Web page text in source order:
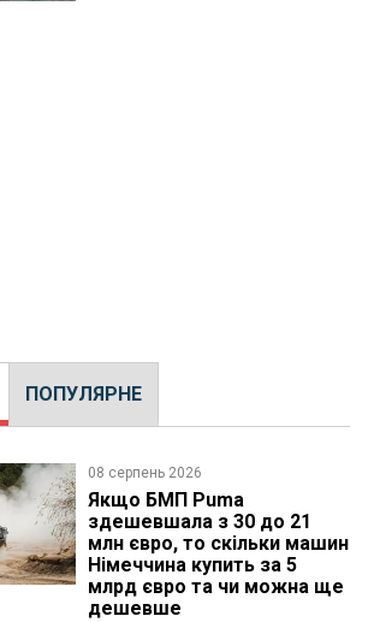
ПОПУЛЯРНЕ
08 серпень 2026
Якщо БМП Puma
здешевшала з 30 до 21
млн євро, то скільки машин
Німеччина купить за 5
млрд євро та чи можна ще
дешевше